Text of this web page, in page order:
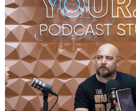
а
з
а
д